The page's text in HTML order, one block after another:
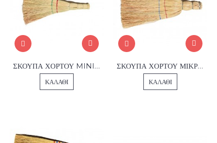
ΣΚΟΥΠΑ ΧΟΡΤΟΥ MINI ΧΕΙΡΟΣ
ΚΑΛΆΘΙ
ΣΚΟΥΠΑ ΧΟΡΤΟΥ ΜΙΚΡΗ ΧΕΙΡΟΣ
ΚΑΛΆΘΙ